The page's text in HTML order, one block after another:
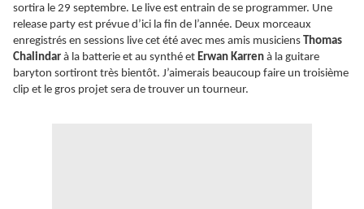
sortira le 29 septembre. Le live est entrain de se programmer. Une
release party est prévue d’ici la fin de l’année. Deux morceaux
enregistrés en sessions live cet été avec mes amis musiciens Thomas
Chalindar à la batterie et au synthé et Erwan Karren à la guitare
baryton sortiront très bientôt. J’aimerais beaucoup faire un troisième
clip et le gros projet sera de trouver un tourneur.